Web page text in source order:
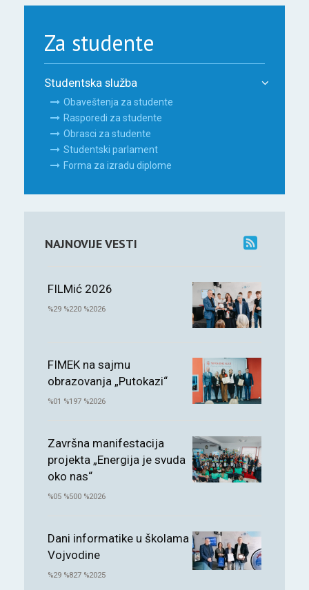
Za studente
Studentska služba
Obaveštenja za studente
Rasporedi za studente
Obrasci za studente
Studentski parlament
Forma za izradu diplome
NAJNOVIJE VESTI
FILMić 2026
%29 %220 %2026
FIMEK na sajmu
obrazovanja „Putokazi“
%01 %197 %2026
Završna manifestacija
projekta „Energija je svuda
oko nas“
%05 %500 %2026
Dani informatike u školama
Vojvodine
%29 %827 %2025